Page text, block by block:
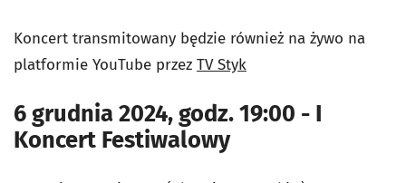
Koncert transmitowany będzie również na żywo na
platformie YouTube przez TV Styk
6 grudnia 2024, godz. 19:00 - I
Koncert Festiwalowy